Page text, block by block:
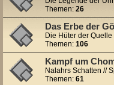
Themen: 26
Das Erbe der
Die Hüter der
Themen: 106
Kampf um
Nalahrs Schatten //
Themen: 61